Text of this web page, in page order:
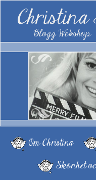
Blogg Webshop
Om Christina
Skönhet